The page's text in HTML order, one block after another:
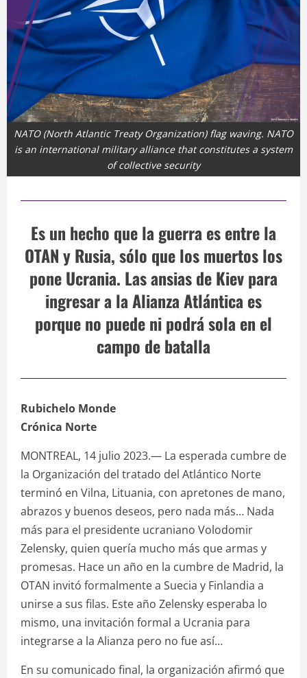
NATO (North Atlantic Treaty Organization) flag waving. NATO
is an international military alliance that constitutes a system
of collective security
Es un hecho que la guerra es entre la
OTAN y Rusia, sólo que los muertos los
pone Ucrania. Las ansias de Kiev para
ingresar a la Alianza Atlántica es
porque no puede ni podrá sola en el
campo de batalla
Rubichelo Monde
Crónica Norte
MONTREAL, 14 julio 2023.— La esperada cumbre de
la Organización del tratado del Atlántico Norte
terminó en Vilna, Lituania, con apretones de mano,
abrazos y buenos deseos, pero nada más… Nada
más para el presidente ucraniano Volodomir
Zelensky, quien quería mucho más que armas y
promesas. Hace un año en la cumbre de Madrid, la
OTAN invitó formalmente a Suecia y Finlandia a
unirse a sus filas. Este año Zelensky esperaba lo
mismo, una invitación formal a Ucrania para
integrarse a la Alianza pero no fue así…
En su comunicado final, la organización afirmó que